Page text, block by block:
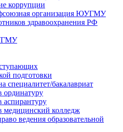
коррупции
организация ЮУГМУ
здравоохранения РФ
подготовки
специалитет/бакалавриат
колледж
ведения образовательной